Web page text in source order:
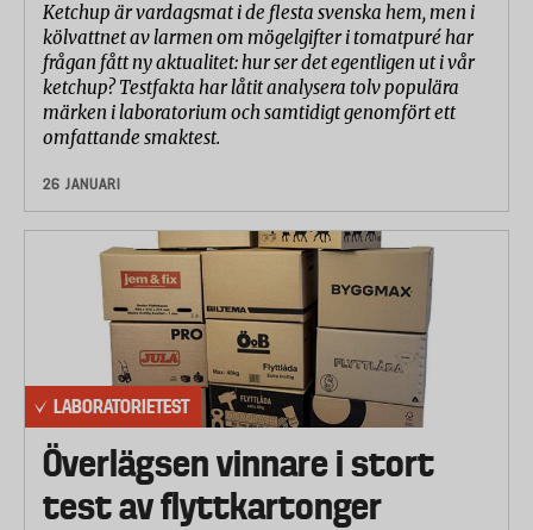
Ketchup är vardagsmat i de flesta svenska hem, men i
kölvattnet av larmen om mögelgifter i tomatpuré har
frågan fått ny aktualitet: hur ser det egentligen ut i vår
ketchup? Testfakta har låtit analysera tolv populära
märken i laboratorium och samtidigt genomfört ett
omfattande smaktest.
26 JANUARI
LABORATORIETEST
Överlägsen vinnare i stort
test av flyttkartonger